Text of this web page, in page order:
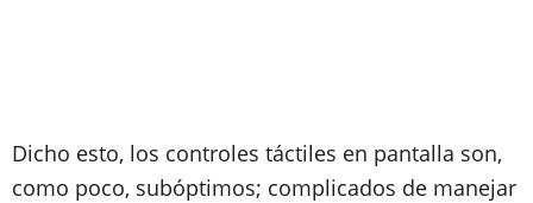
Dicho esto, los controles táctiles en pantalla son,
como poco, subóptimos; complicados de manejar